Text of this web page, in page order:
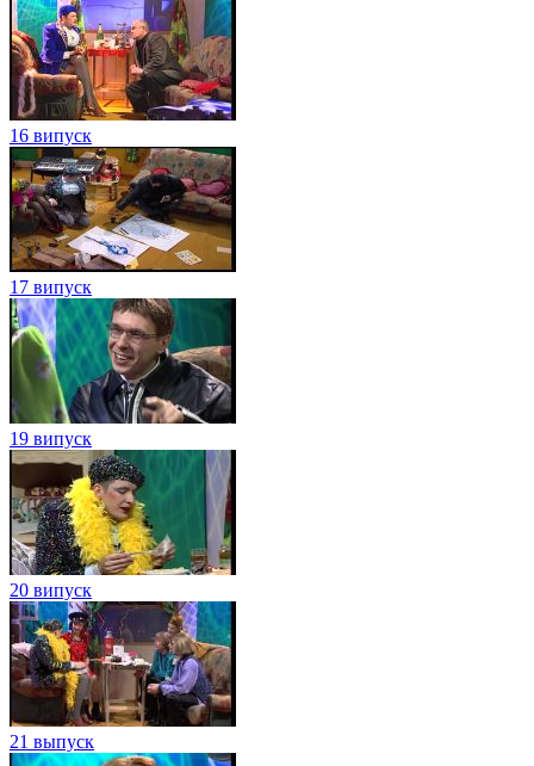
16 випуск
17 випуск
19 випуск
20 випуск
21 выпуск